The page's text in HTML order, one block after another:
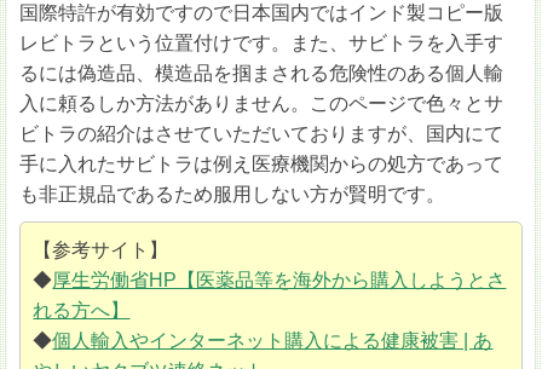
国際特許が有効ですので日本国内ではインド製コピー版
レビトラという位置付けです。また、サビトラを入手す
るには偽造品、模造品を掴まされる危険性のある個人輸
入に頼るしか方法がありません。このページで色々とサ
ビトラの紹介はさせていただいておりますが、国内にて
手に入れたサビトラは例え医療機関からの処方であって
も非正規品であるため服用しない方が賢明です。
【参考サイト】
◆厚生労働省HP【医薬品等を海外から購入しようとさ
れる方へ】
◆個人輸入やインターネット購入による健康被害 | あ